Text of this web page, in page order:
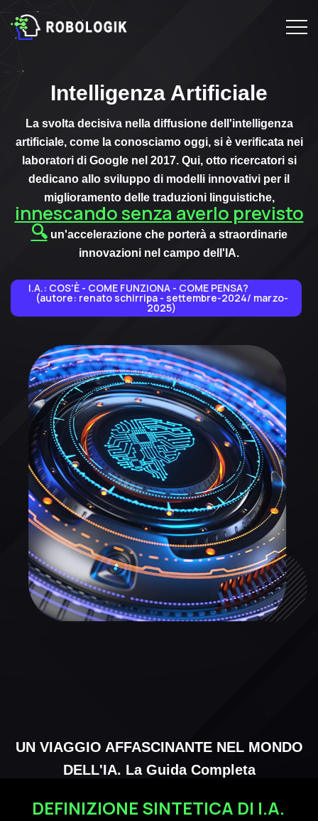
Intelligenza Artificiale
La svolta decisiva nella diffusione dell'intelligenza
artificiale, come la conosciamo oggi, si è verificata nei
laboratori di Google nel 2017. Qui, otto ricercatori si
dedicano allo sviluppo di modelli innovativi per il
miglioramento delle traduzioni linguistiche,
innescando senza averlo previsto
🔍un'accelerazione che porterà a straordinarie
innovazioni nel campo dell'IA.
I.A.: COS'È - COME FUNZIONA - COME PENSA?
(autore: renato schirripa - settembre-2024/ marzo-
2025)
UN VIAGGIO AFFASCINANTE NEL MONDO
DELL'IA. La Guida Completa
DEFINIZIONE SINTETICA DI I.A.